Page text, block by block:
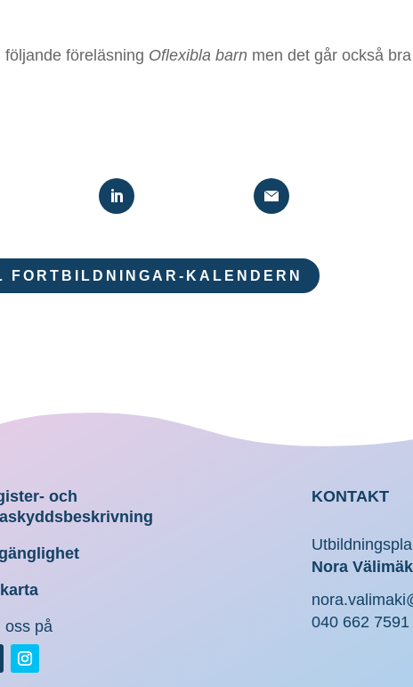
föreläsning Oflexibla barn men det går också
FORTBILDNINGAR-KALENDERN
och
oss på
KONTAKT
Nora
040 662 7591